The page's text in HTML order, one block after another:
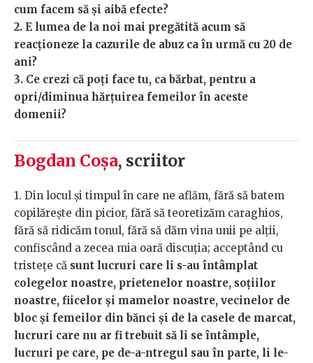
cum facem să și aibă efecte?
2. E lumea de la noi mai pregătită acum să
reacționeze la cazurile de abuz ca în urmă cu 20 de
ani?
3. Ce crezi că poți face tu, ca bărbat, pentru a
opri/diminua hărțuirea femeilor în aceste
domenii?
Bogdan Coșa, scriitor
1. Din locul și timpul în care ne aflăm, fără să batem
copilărește din picior, fără să teoretizăm caraghios,
fără să ridicăm tonul, fără să dăm vina unii pe alții,
confiscând a zecea mia oară discuția; acceptând cu
tristețe că sunt lucruri care li s-au întâmplat
colegelor noastre, prietenelor noastre, soțiilor
noastre, fiicelor și mamelor noastre, vecinelor de
bloc și femeilor din bănci și de la casele de marcat,
lucruri care nu ar fi trebuit să li se întâmple,
lucruri pe care, pe de-a-ntregul sau în parte, li le-